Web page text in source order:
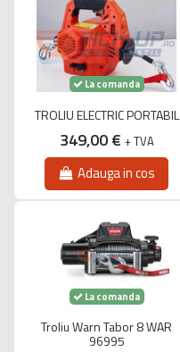
La comanda
TROLIU ELECTRIC PORTABIL
349,00 € + TVA
Adauga in cos
La comanda
Troliu Warn Tabor 8 WAR
96995